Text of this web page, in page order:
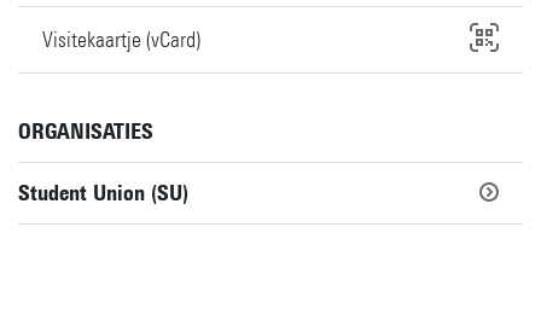
Visitekaartje (vCard)
ORGANISATIES
Student Union (SU)